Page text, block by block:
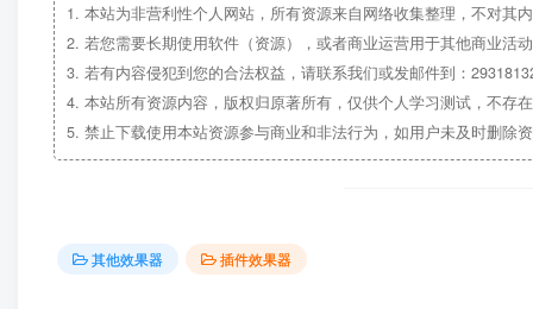
1. 本站为非营利性个人网站，所有资源来自网络收集整理，不对其
2. 若您需要长期使用软件（资源），或者商业运营用于其他商业活
3. 若有内容侵犯到您的合法权益，请联系我们或发邮件到：
4. 本站所有资源内容，版权归原著所有，仅供个人学习测试，不存
5. 禁止下载使用本站资源参与商业和非法行为，如用户未及时删除
其他效果器 插件效果器